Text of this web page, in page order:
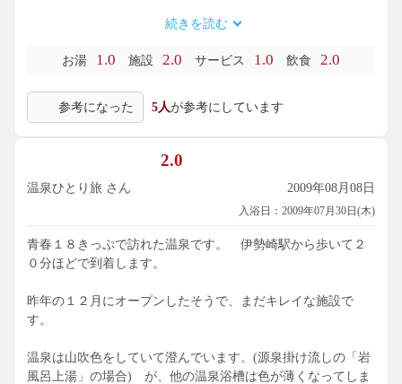
受付のギャル達にも慣れず、外の源泉だった岩風呂はぬるま
湯の池みたいだし、閉館３０分前には従業員がお風呂の上に
ひく断熱シートの準備をしているし・・・
ここはお客様に対してのサービスを考えるべきだと思いま
す。
いる施設の方が良いという方にはお勧めです。
続きを読む
お湯 1.0 施設 2.0 サービス 1.0 飲食 2.0
参考になった 5人が参考にしています
2.0
温泉ひとり旅 さん 2009年08月08日
入浴日：2009年07月30日(木)
青春１８きっぷで訪れた温泉です。 伊勢崎駅から歩いて２
０分ほどで到着します。
昨年の１２月にオープンしたそうで、まだキレイな施設で
す。
温泉は山吹色をしていて澄んでいます。(源泉掛け流しの「岩
風呂上湯」の場合) が、他の温泉浴槽は色が薄くなってしま